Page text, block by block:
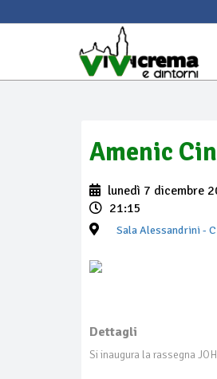
Amenic
lunedì 7 dicembre
21:15
Sala Alessandrini -
Dettagli
Si inaugura la rassegna